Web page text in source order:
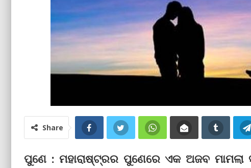
Share
ପୁଣେ : ମହାରାଷ୍ଟ୍ରର ପୁଣେରେ ଏକ ଅଜବ ମାମଲା